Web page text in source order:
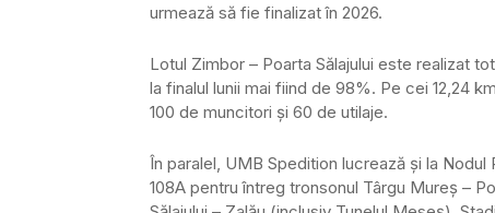
urmează să fie finalizat în 2026.
Lotul Zimbor – Poarta Sălajului este realizat
la finalul lunii mai fiind de 98%. Pe cei 12,24
100 de muncitori și 60 de utilaje.
În paralel, UMB Spedition lucrează și la
108A pentru întreg tronsonul Târgu Mureș –